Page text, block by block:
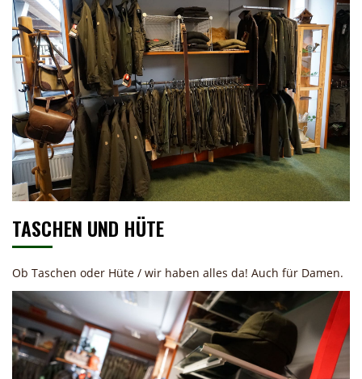
TASCHEN UND HÜTE
Ob Taschen oder Hüte / wir haben alles da! Auch für Damen.